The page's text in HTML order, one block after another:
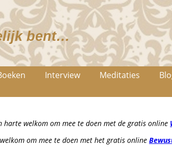
bent…
Interview Meditaties
harte welkom om mee te doen met de gratis online
om mee te doen met het gratis online